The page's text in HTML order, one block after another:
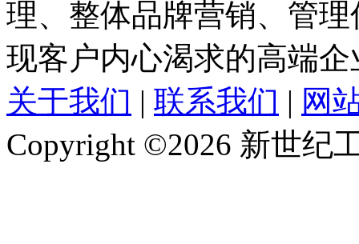
理、整体品牌营销、管
现客户内心渴求的高端
关于我们 | 联系我们 | 网
Copyright ©2026 新世纪